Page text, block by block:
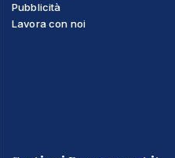
Pubblicità
Lavora con noi